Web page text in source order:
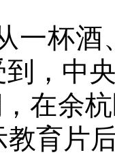
一杯
，中
，在余
育片